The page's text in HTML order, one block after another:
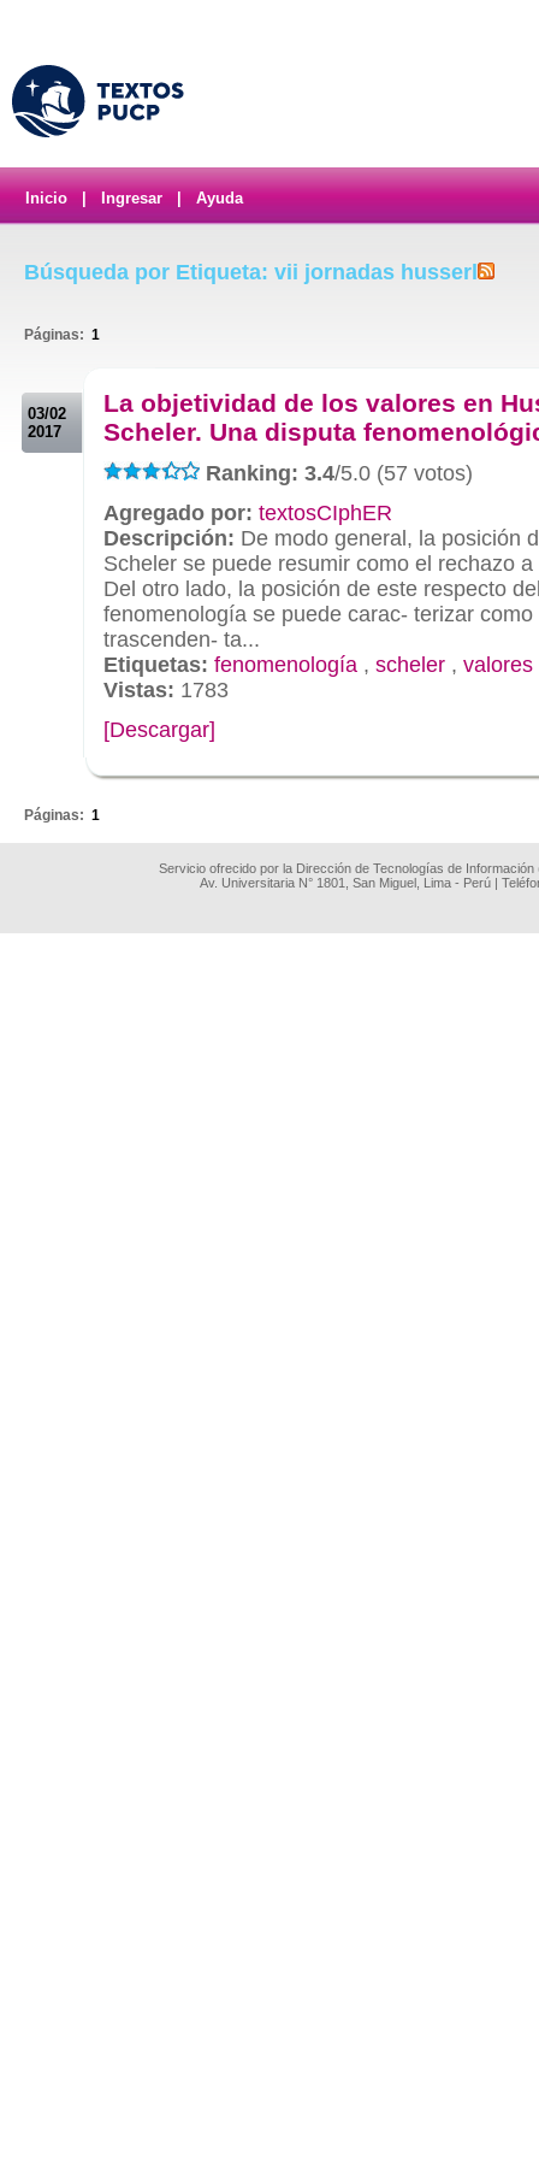
Inicio Ingresar Ayuda
Búsqueda por Etiqueta: vii jornadas husserl
Páginas: 1
03/02
2017
La objetividad de los valores en
Scheler. Una disputa
Ranking: 3.4/5.0 (57 votos)
Agregado por: textosCIphER
Descripción: De modo general, la posición
Scheler se puede resumir como el rechazo
Del otro lado, la posición de este respecto
fenomenología se puede carac- terizar
trascenden- ta...
Etiquetas: fenomenología , scheler , valores
Vistas: 1783
[Descargar]
Páginas: 1
Servicio ofrecido por la Dirección de Tecnologías de
Av. Universitaria N° 1801, San Miguel, Lima - Perú |